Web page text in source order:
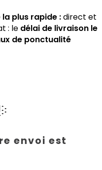
plus rapide :direct et
: le délai de livraison le
de ponctualité
envoi est